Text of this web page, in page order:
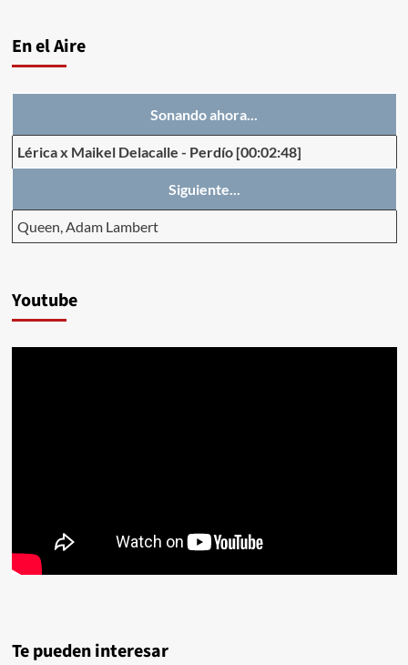
En el Aire
Sonando ahora...
Lérica x Maikel Delacalle - Perdío [00:02:48]
Siguiente...
Queen, Adam Lambert
Youtube
Te pueden interesar